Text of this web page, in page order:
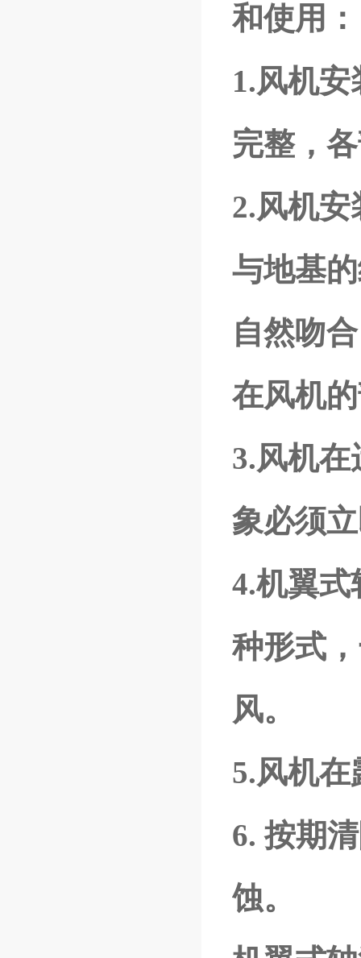
和使用：
1.风机
完整，
2.风机
与地基
自然吻
在风机
3.风机
象必须
4.机翼
种形式
风。
5.风机
6. 按期
蚀。